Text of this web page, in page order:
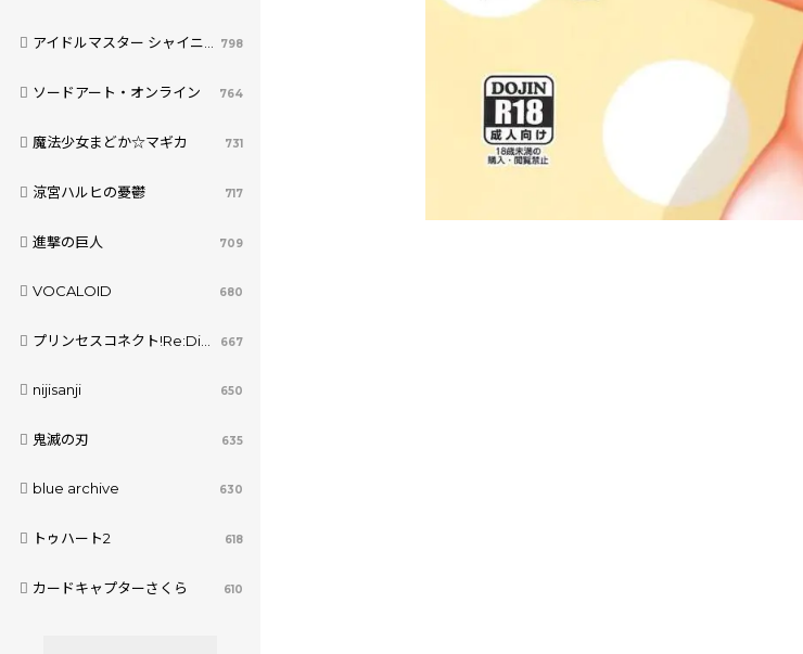
アイドルマスター シャイニーカラーズ 798
ソードアート・オンライン 764
魔法少女まどか☆マギカ 731
涼宮ハルヒの憂鬱 717
進撃の巨人 709
VOCALOID 680
プリンセスコネクト!Re:Dive 667
nijisanji 650
鬼滅の刃 635
blue archive 630
トゥハート2 618
カードキャプターさくら 610